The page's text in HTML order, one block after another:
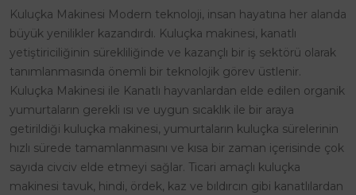
Kuluçka Makinesi Modern teknoloji, insan hayatına her alanda
büyük yenilikler kazandırdı. Kuluçka makinesi, kanatlı
yetiştiriciliğinin sürekliliğinde ve kazançlı bir iş sektörü olarak
tanımlanmasında önemli bir teknolojik görev üstlenir.
Kuluçka Makinesi ile Kanatlı hayvanlardan elde edilen organik
yumurtaların gerekli ısı ve uygun sıcaklık ile bir araya
getirildiği kuluçka makinesi, yumurtaların kuluçka sürelerinin
hızlı sürede tamamlanmasını ve kısa bir zaman içerisinde çok
sayıda civciv elde etmeyi sağlar. Ticari amaçlı kuluçka
makinesi tavuk, hindi, ördek, kaz ve bıldırcın gibi kanatlılardan